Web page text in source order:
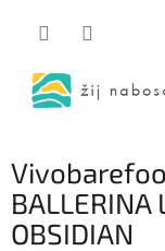
BALLERINA
OBSIDIAN